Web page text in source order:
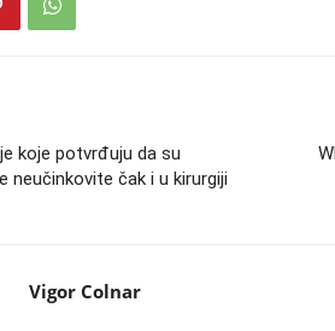
koje potvrđuju da su
neučinkovite čak i u kirurgiji
Vigor Colnar